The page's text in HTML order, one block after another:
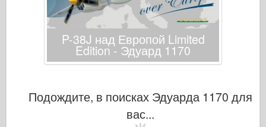
P-38J над Европой Limited
Edition - Эдуард 1170
Подождите, в поисках Эдуарда 1170 для
вас...